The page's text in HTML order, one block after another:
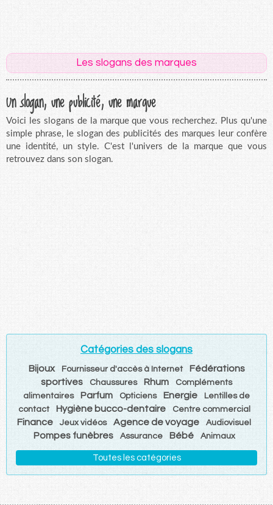
Les slogans des marques
Un slogan, une publicité, une marque
Voici les slogans de la marque que vous recherchez. Plus qu'une
simple phrase, le slogan des publicités des marques leur confère
une identité, un style. C'est l'univers de la marque que vous
retrouvez dans son slogan.
Catégories des slogans
Bijoux Fournisseur d'accès à Internet
Fédérations
sportives
Chaussures Rhum
Compléments
alimentaires
Parfum Opticiens Energie
Lentilles de
contact
Hygiène bucco-dentaire Centre commercial
Finance Jeux vidéos Agence de voyage Audiovisuel
Pompes funèbres Assurance Bébé Animaux
Toutes les catégories